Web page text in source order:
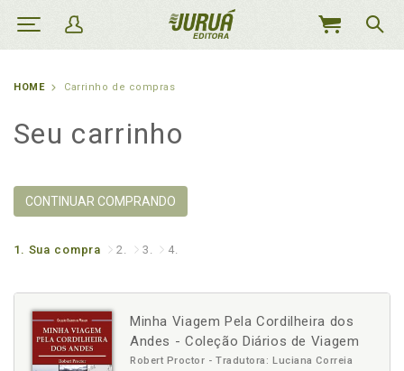
MEU
HOME Carrinho de compras
Seu carrinho
CONTINUAR COMPRANDO
1. Sua compra 2. 3. 4.
Minha Viagem Pela Cordilheira dos
Andes - Coleção Diários de Viagem
Robert Proctor - Tradutora: Luciana Correia